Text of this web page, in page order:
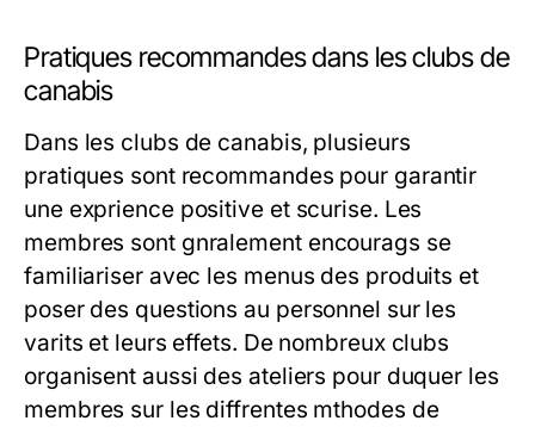
Pratiques recommandes dans les clubs de
canabis
Dans les clubs de canabis, plusieurs
pratiques sont recommandes pour garantir
une exprience positive et scurise. Les
membres sont gnralement encourags se
familiariser avec les menus des produits et
poser des questions au personnel sur les
varits et leurs effets. De nombreux clubs
organisent aussi des ateliers pour duquer les
membres sur les diffrentes mthodes de